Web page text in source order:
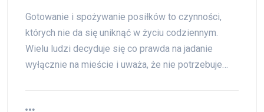
Gotowanie i spożywanie posiłków to czynności,
których nie da się uniknąć w życiu codziennym.
Wielu ludzi decyduje się co prawda na jadanie
wyłącznie na mieście i uważa, że nie potrzebuje…